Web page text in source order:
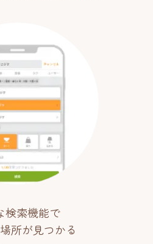
検索機能で
所が見つかる